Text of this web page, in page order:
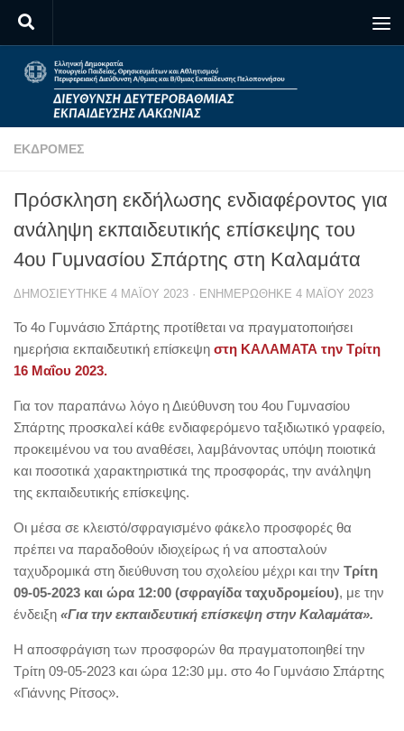
Skip to content
ΕΚΔΡΟΜΈΣ
Πρόσκληση εκδήλωσης ενδιαφέροντος για
ανάληψη εκπαιδευτικής επίσκεψης του
4ου Γυμνασίου Σπάρτης στη Καλαμάτα
ΔΗΜΟΣΙΕΎΤΗΚΕ 4 ΜΑΪ́ΟΥ 2023 · ΕΝΗΜΕΡΏΘΗΚΕ 4 ΜΑΪ́ΟΥ 2023
Το 4ο Γυμνάσιο Σπάρτης προτίθεται να πραγματοποιήσει
ημερήσια εκπαιδευτική επίσκεψη στη ΚΑΛΑΜΑΤΑ την Τρίτη
16 Μαΐου 2023.
Για τον παραπάνω λόγο η Διεύθυνση του 4ου Γυμνασίου
Σπάρτης προσκαλεί κάθε ενδιαφερόμενο ταξιδιωτικό γραφείο,
προκειμένου να του αναθέσει, λαμβάνοντας υπόψη ποιοτικά
και ποσοτικά χαρακτηριστικά της προσφοράς, την ανάληψη
της εκπαιδευτικής επίσκεψης.
Οι μέσα σε κλειστό/σφραγισμένο φάκελο προσφορές θα
πρέπει να παραδοθούν ιδιοχείρως ή να αποσταλούν
ταχυδρομικά στη διεύθυνση του σχολείου μέχρι και την Τρίτη
09-05-2023 και ώρα 12:00 (σφραγίδα ταχυδρομείου), με την
ένδειξη «Για την εκπαιδευτική επίσκεψη στην Καλαμάτα».
Η αποσφράγιση των προσφορών θα πραγματοποιηθεί την
Τρίτη 09-05-2023 και ώρα 12:30 μμ. στο 4ο Γυμνάσιο Σπάρτης
«Γιάννης Ρίτσος».